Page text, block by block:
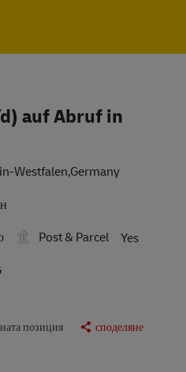
auf Abruf in
Westfalen,Germany
Post & Parcel
Yes
позиция споделяне